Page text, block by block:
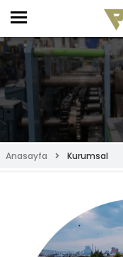
Anasayfa Kurumsal